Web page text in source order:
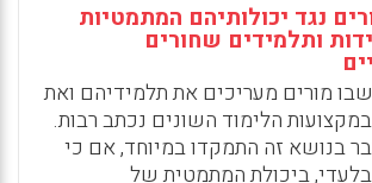
נגד יכולותיהם המתמטיות
ותלמידים שחורים
מורים מעריכים את תלמידיהם ואת
הלימוד השונים נכתב רבות.
בנושא זה התמקדו במיוחד, אם כי
ביכולת המתמטית של